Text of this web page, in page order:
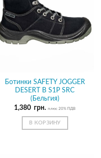
Ботинки SAFETY JOGGER
DESERT B S1P SRC
(Бельгия)
1,380 грн. плюс 20% ПДВ
В КОРЗИНУ